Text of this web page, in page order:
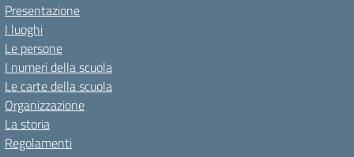
Presentazione
I luoghi
Le persone
I numeri della scuola
Le carte della scuola
Organizzazione
La storia
Regolamenti